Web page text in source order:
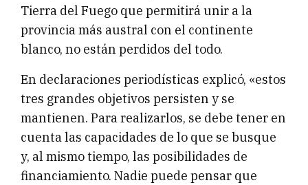
Tierra del Fuego que permitirá unir a la
provincia más austral con el continente
blanco, no están perdidos del todo.
En declaraciones periodísticas explicó, «estos
tres grandes objetivos persisten y se
mantienen. Para realizarlos, se debe tener en
cuenta las capacidades de lo que se busque
y, al mismo tiempo, las posibilidades de
financiamiento. Nadie puede pensar que